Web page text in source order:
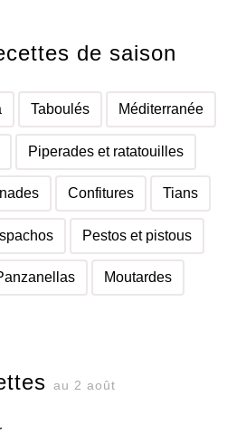
de saison
Taboulés Méditerranée
Piperades et ratatouilles
Confitures Tians
Pestos et pistous
Moutardes
au 2 août